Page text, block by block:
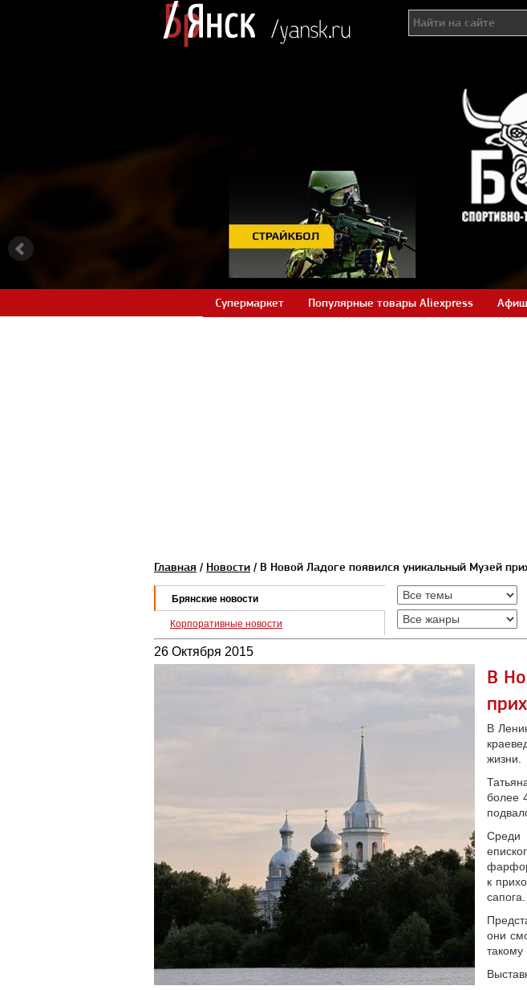
Супермаркет Популярные товары Aliexpress
Главная / Новости / В Новой Ладоге появился уникальный Музей
Брянские новости
Корпоративные новости
26 Октября 2015
В
В
жизни.
более
Среди
к
сапога.
они
такому